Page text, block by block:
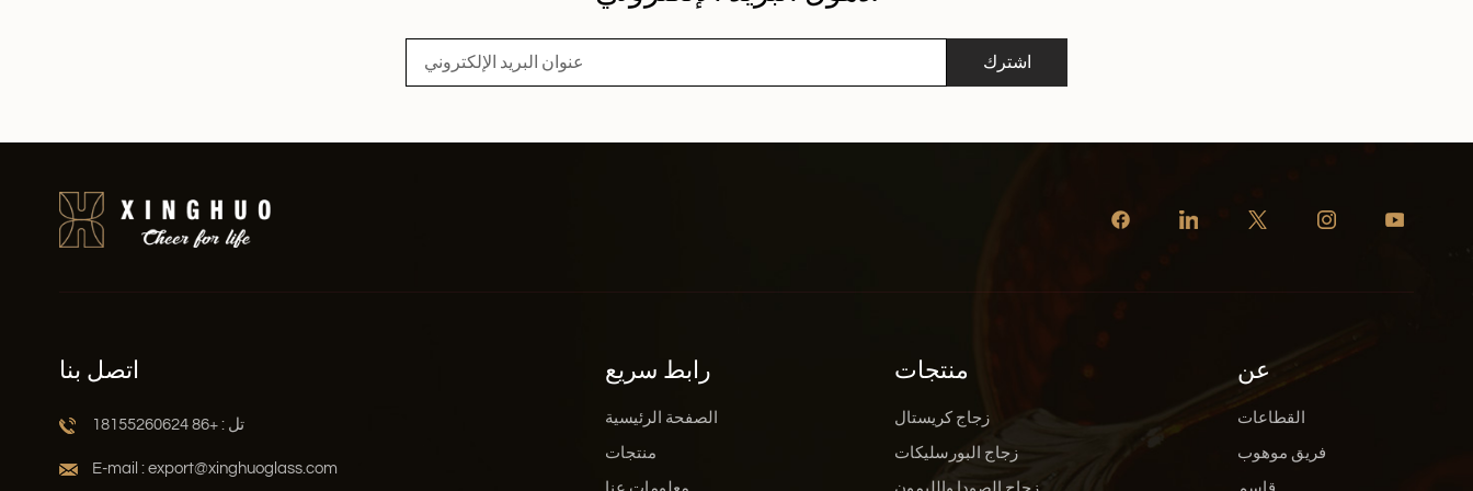
اشترك
اتصل بنا
تل : +86 18155260624
E-mail : export@xinghuoglass.com
رابط سريع
الصفحة الرئيسية
منتجات
منتجات
زجاج كريستال
زجاج البورسليكات
عن
القطاعات
فريق موهوب